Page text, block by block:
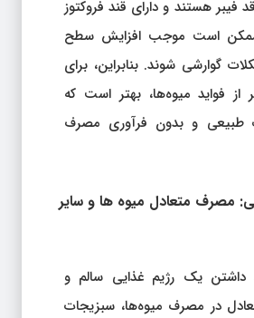
فیبر هستند و دارای قند فروکتوز
ممکن است موجب افزایش سطح
گوارشی شوند. بنابراین، برای
از فواید میوه‌ها، بهتر است که
طبیعی و بدون فرآوری مصرف
مصرف متعادل میوه‌ ها و سایر
داشتن یک رژیم غذایی سالم و
در مصرف میوه‌ها، سبزیجات